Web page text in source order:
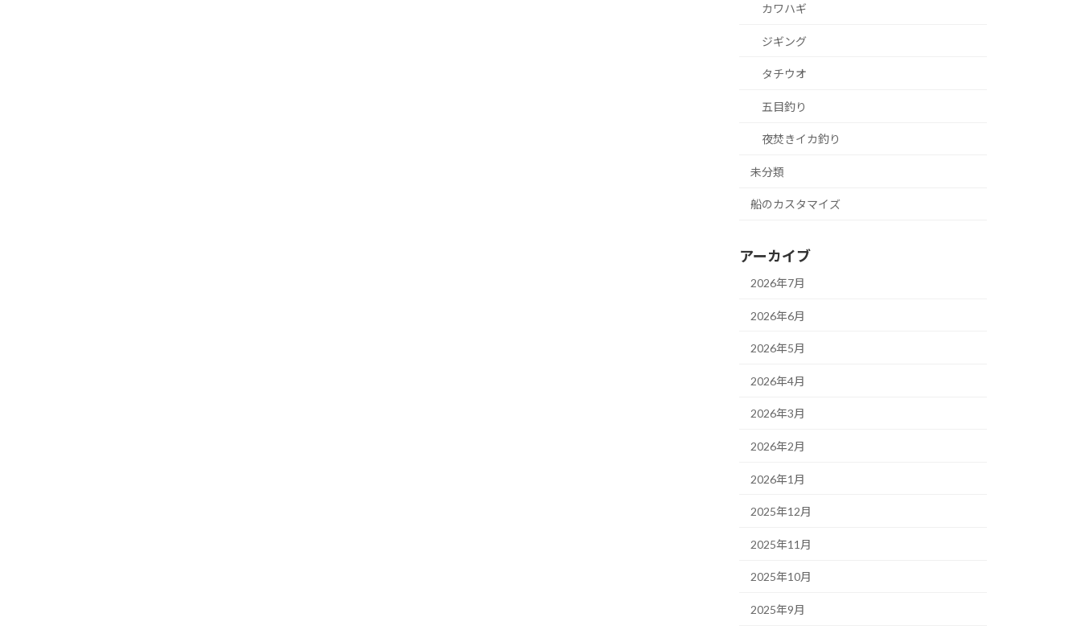
カワハギ
ジギング
タチウオ
五目釣り
夜焚きイカ釣り
未分類
船のカスタマイズ
アーカイブ
2026年7月
2026年6月
2026年5月
2026年4月
2026年3月
2026年2月
2026年1月
2025年12月
2025年11月
2025年10月
2025年9月